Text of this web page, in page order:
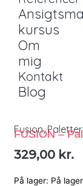
kursus
Om
mig
Kontakt
Blog
Fusion,Paletter
FUSION –
329,00 kr.
På lager: På lager